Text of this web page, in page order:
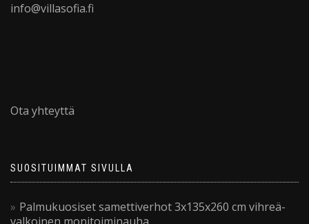
info@villasofia.fi
Ota yhteyttä
SUOSITUIMMAT SIVULLA
Palmukuosiset samettiverhot 3x135x260 cm vihreä-